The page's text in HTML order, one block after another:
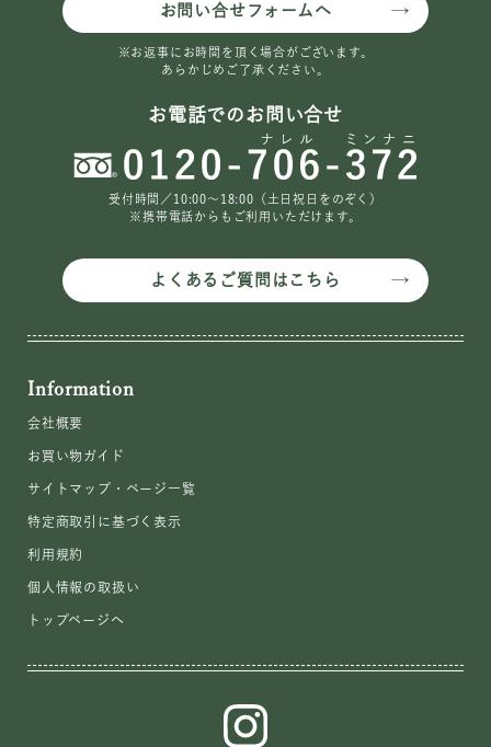
お問い合せフォームへ
※お返事にお時間を頂く場合がございます。
あらかじめご了承ください。
お電話でのお問い合せ
受付時間／10:00〜18:00（土日祝日をのぞく）
※携帯電話からもご利用いただけます。
よくあるご質問はこちら
Information
会社概要
お買い物ガイド
サイトマップ・ページ一覧
特定商取引に基づく表示
利用規約
個人情報の取扱い
トップページへ